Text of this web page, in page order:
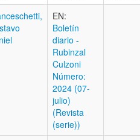
EN:
Boletí­n
diario -
Rubinzal
Culzoni
Número:
2024 (07-
julio)
(Revista
(serie))